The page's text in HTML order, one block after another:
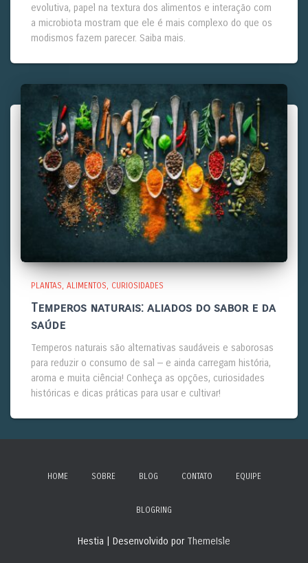
evolutiva, papel na textura dos alimentos e interação com
a microbiota mostram que ele é mais complexo do que os
modismos fazem parecer. Saiba mais.
PLANTAS ALIMENTOS CURIOSIDADES
Temperos naturais: aliados do sabor e da
saúde
Temperos naturais são alternativas saudáveis e saborosas
para reduzir o consumo de sal — e ainda carregam história,
aroma e muita ciência! Conheça as opções, curiosidades
históricas e dicas práticas para usar e cultivar!
HOME SOBRE BLOG CONTATO EQUIPE
BLOGRING
Hestia | Desenvolvido por ThemeIsle